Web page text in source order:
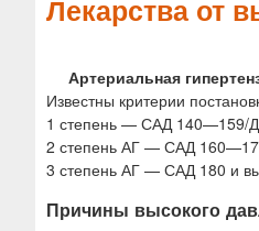
е
е
н
ю
Лекарства от
Артериальная
Известны критерии
1 степень — САД 140—159/
2 степень АГ — САД
3 степень АГ — САД 180 и
Причины высокого